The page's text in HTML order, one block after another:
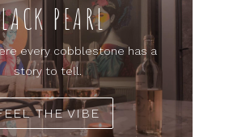
PEARL
every cobblestone has a
story to tell.
THE VIBE